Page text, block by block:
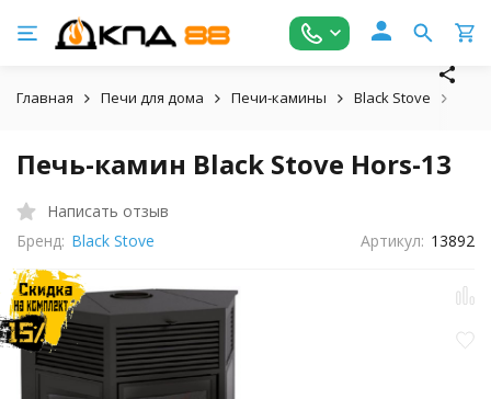
Главная Печи для дома Печи-камины Black Stove
Печь-камин Black Stove Hors-13
Написать отзыв
Бренд: Black Stove Артикул: 13892